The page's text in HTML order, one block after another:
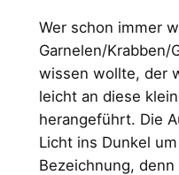
Wer schon immer
Garnelen/Krabben/
wissen wollte, der
leicht an diese
herangeführt. Die
Licht ins Dunkel
Bezeichnung,